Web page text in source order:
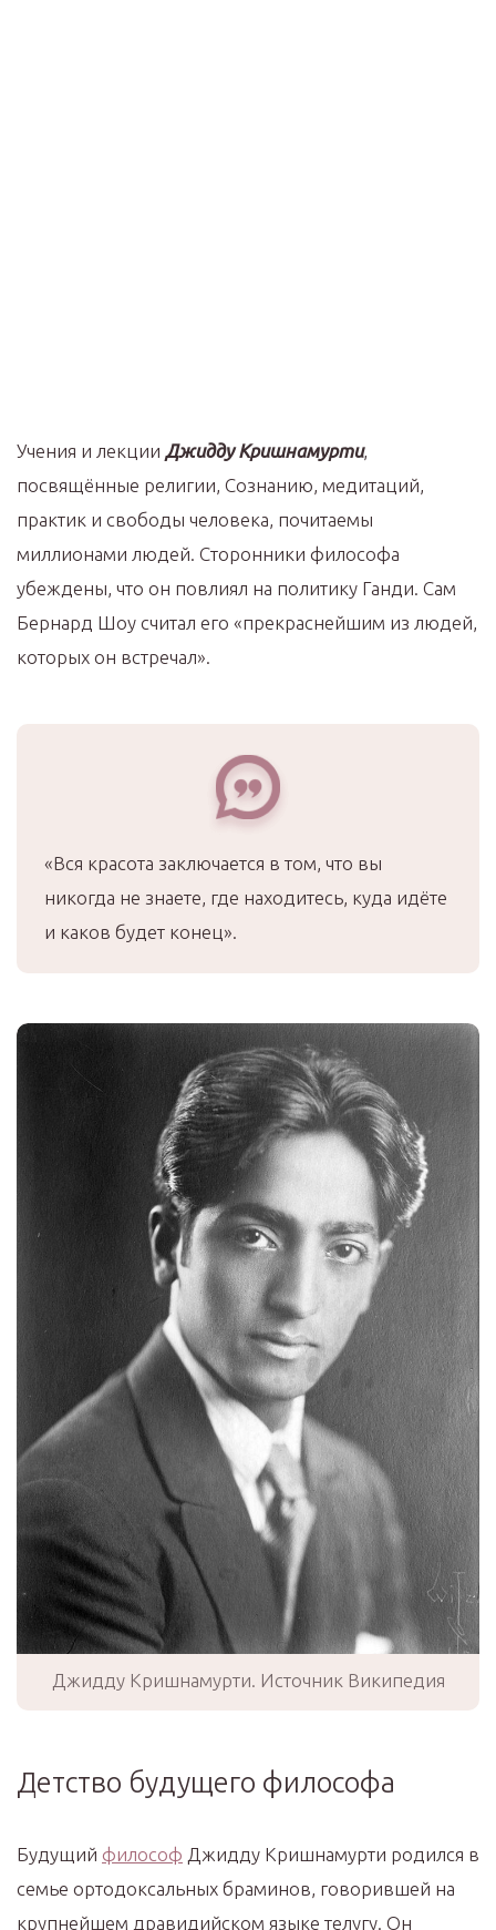
Учения и лекции Джидду Кришнамурти,
посвящённые религии, Сознанию, медитаций,
практик и свободы человека, почитаемы
миллионами людей. Сторонники философа
убеждены, что он повлиял на политику Ганди. Сам
Бернард Шоу считал его «прекраснейшим из людей,
которых он встречал».
«Вся красота заключается в том, что вы
никогда не знаете, где находитесь, куда идёте
и каков будет конец».
Джидду Кришнамурти. Источник Википедия
Детство будущего философа
Будущий философ Джидду Кришнамурти родился в
семье ортодоксальных браминов, говорившей на
крупнейшем дравидийском языке телугу. Он